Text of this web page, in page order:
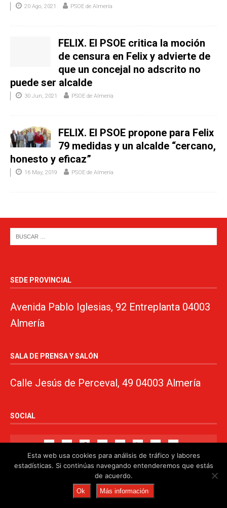
20 Ago, 2021 PSOE de Almería
FELIX. El PSOE critica la moción
de censura en Felix y advierte de
que un concejal no adscrito no
puede ser alcalde
30 Jun, 2021 PSOE de Almería
FELIX. El PSOE propone para Felix
79 medidas y un alcalde “cercano,
honesto y eficaz”
16 May, 2019 PSOE de Almería
SEDE PROVINCIAL
Avenida Pablo Iglesias, 92 Entreplanta 04003
Almería
SALA DE PRENSA Y SALÓN
Calle Jesús de Perceval, 49 04003 Almería
SOCIAL
© 2024. PSOE de Almería · 950750000 ·www.psoealmeria.com
psoe@psoe-almeria.com·Aviso legal
Esta web usa cookies para análisis de tráfico y labores
estadísticas. Si continúas navegando entenderemos que estás
de acuerdo.
Ok Más información